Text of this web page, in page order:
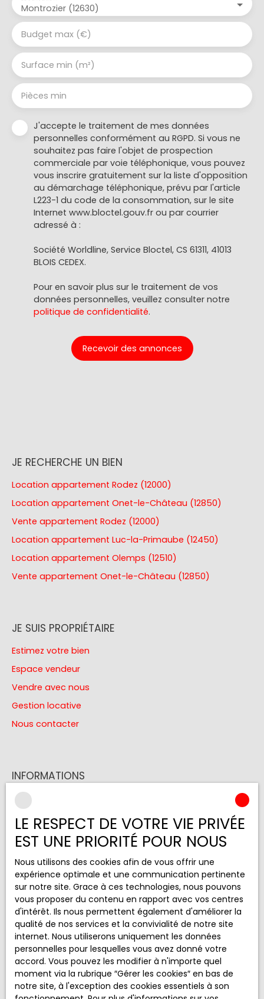
Montrozier (12630)
Budget max (€)
Surface min (m²)
Pièces min
J'accepte le traitement de mes données
personnelles conformément au RGPD. Si vous ne
souhaitez pas faire l'objet de prospection
commerciale par voie téléphonique, vous pouvez
vous inscrire gratuitement sur la liste d'opposition
au démarchage téléphonique, prévu par l'article
L223-1 du code de la consommation, sur le site
Internet www.bloctel.gouv.fr ou par courrier
adressé à :
Société Worldline, Service Bloctel, CS 61311, 41013
BLOIS CEDEX.
Pour en savoir plus sur le traitement de vos
données personnelles, veuillez consulter notre
politique de confidentialité.
Recevoir des annonces
JE RECHERCHE UN BIEN
Location appartement Rodez (12000)
Location appartement Onet-le-Château (12850)
Vente appartement Rodez (12000)
Location appartement Luc-la-Primaube (12450)
Location appartement Olemps (12510)
Vente appartement Onet-le-Château (12850)
JE SUIS PROPRIÉTAIRE
Estimez votre bien
Espace vendeur
Vendre avec nous
Gestion locative
Nous contacter
INFORMATIONS
Nos honoraires
Mentions légales
Politique de confidentialité
Gérer les cookies
Propulsé par
+33 5 65 68 33 97
LE RESPECT DE VOTRE VIE PRIVÉE
EST UNE PRIORITÉ POUR NOUS
Nous utilisons des cookies afin de vous offrir une
expérience optimale et une communication pertinente
sur notre site. Grace à ces technologies, nous pouvons
vous proposer du contenu en rapport avec vos centres
d'intérêt. Ils nous permettent également d'améliorer la
qualité de nos services et la convivialité de notre site
internet. Nous utiliserons uniquement les données
personnelles pour lesquelles vous avez donné votre
accord. Vous pouvez les modifier à n'importe quel
moment via la rubrique ″Gérer les cookies″ en bas de
notre site, à l'exception des cookies essentiels à son